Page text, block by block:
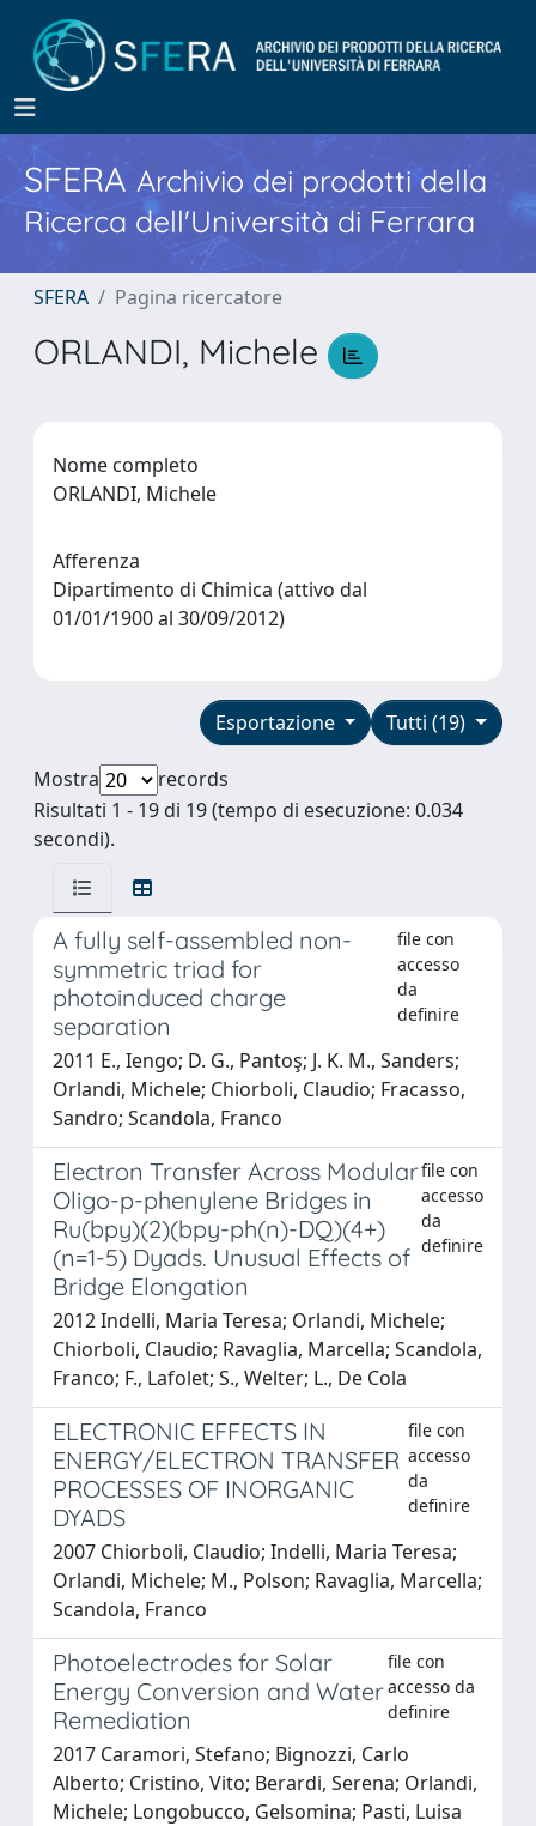
SFERA Archivio dei prodotti della
Ricerca dell'Università di Ferrara
SFERA Pagina ricercatore
ORLANDI, Michele
Nome completo
ORLANDI, Michele
Afferenza
Dipartimento di Chimica (attivo dal
01/01/1900 al 30/09/2012)
Tutti (19)
Esportazione
Mostra
records
Risultati 1 - 19 di 19 (tempo di esecuzione: 0.034
secondi).
A fully self-assembled non-
symmetric triad for
photoinduced charge
separation
file con
accesso
da
definire
2011 E., Iengo; D. G., Pantoş; J. K. M., Sanders;
Orlandi, Michele; Chiorboli, Claudio; Fracasso,
Sandro; Scandola, Franco
Electron Transfer Across Modular
Oligo-p-phenylene Bridges in
Ru(bpy)(2)(bpy-ph(n)-DQ)(4+)
(n=1-5) Dyads. Unusual Effects of
Bridge Elongation
file con
accesso
da
definire
2012 Indelli, Maria Teresa; Orlandi, Michele;
Chiorboli, Claudio; Ravaglia, Marcella; Scandola,
Franco; F., Lafolet; S., Welter; L., De Cola
ELECTRONIC EFFECTS IN
ENERGY/ELECTRON TRANSFER
PROCESSES OF INORGANIC
DYADS
file con
accesso
da
definire
2007 Chiorboli, Claudio; Indelli, Maria Teresa;
Orlandi, Michele; M., Polson; Ravaglia, Marcella;
Scandola, Franco
Photoelectrodes for Solar
Energy Conversion and Water
Remediation
file con
accesso da
definire
2017 Caramori, Stefano; Bignozzi, Carlo
Alberto; Cristino, Vito; Berardi, Serena; Orlandi,
Michele; Longobucco, Gelsomina; Pasti, Luisa